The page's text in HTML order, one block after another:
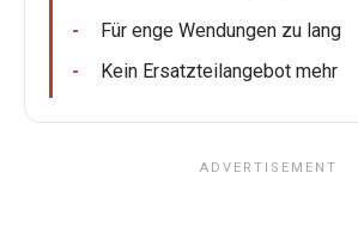
Für enge Wendungen zu lang
Kein Ersatzteilangebot mehr